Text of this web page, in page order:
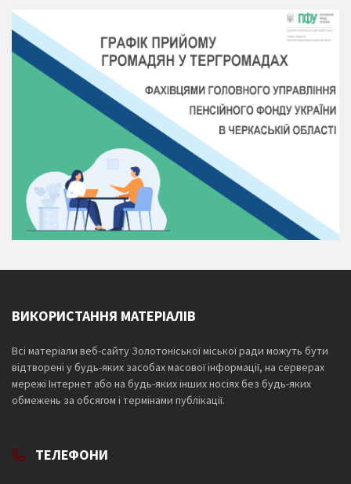
ВИКОРИСТАННЯ МАТЕРІАЛІВ
Всі матеріали веб-сайту Золотоніської міської ради можуть бути
відтворені у будь-яких засобах масової інформації, на серверах
мережі Інтернет або на будь-яких інших носіях без будь-яких
обмежень за обсягом і термінами публікації.
ТЕЛЕФОНИ